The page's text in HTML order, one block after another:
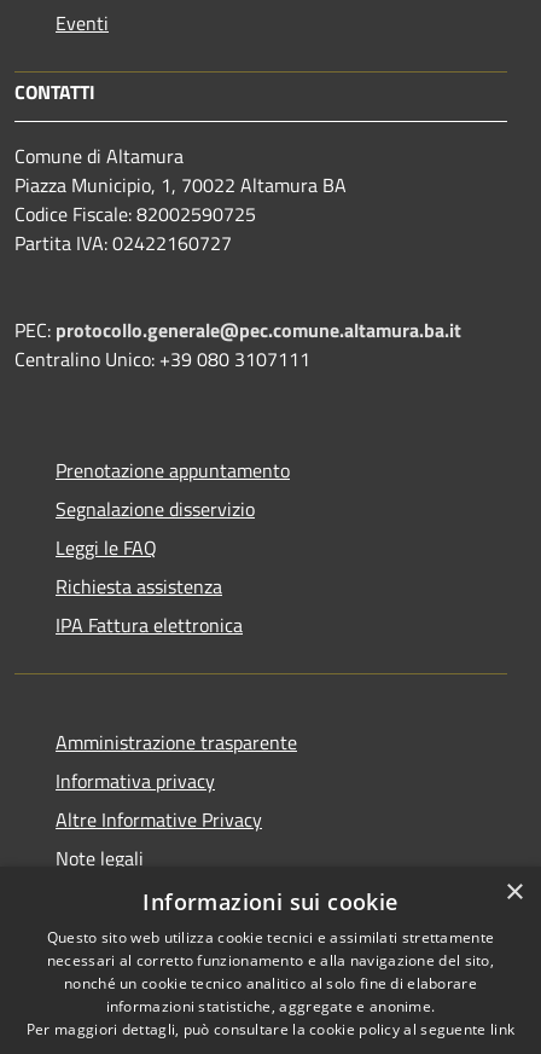
Eventi
CONTATTI
Comune di Altamura
Piazza Municipio, 1, 70022 Altamura BA
Codice Fiscale: 82002590725
Partita IVA: 02422160727
PEC: protocollo.generale@pec.comune.altamura.ba.it
Centralino Unico: +39 080 3107111
Prenotazione appuntamento
Segnalazione disservizio
Leggi le FAQ
Richiesta assistenza
IPA Fattura elettronica
Amministrazione trasparente
Informativa privacy
Altre Informative Privacy
Note legali
Dichiarazione di accessibilità
RSS
Accessibilità
Copyright © 2026 • Comune di
×
Informazioni sui cookie
Questo sito web utilizza cookie tecnici e assimilati strettamente
necessari al corretto funzionamento e alla navigazione del sito,
nonché un cookie tecnico analitico al solo fine di elaborare
informazioni statistiche, aggregate e anonime.
Per maggiori dettagli, può consultare la cookie policy al seguente link